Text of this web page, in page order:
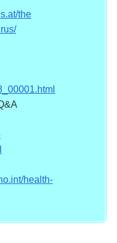
the
rus/
00001.html
health-